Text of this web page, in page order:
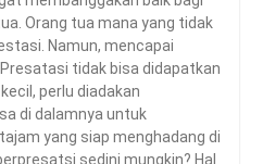
– 39
Orang tua mana yang tidak
Namun, mencapai
tidak bisa didapatkan
perlu diadakan
di dalamnya untuk
yang siap menghadang di
sedini mungkin? Hal